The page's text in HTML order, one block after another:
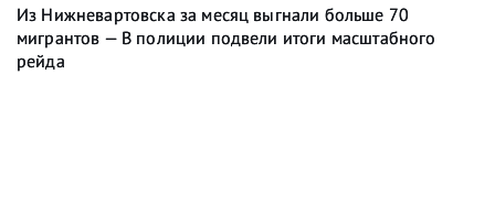
Из Нижневартовска за месяц выгнали больше 70
мигрантов — В полиции подвели итоги масштабного
рейда